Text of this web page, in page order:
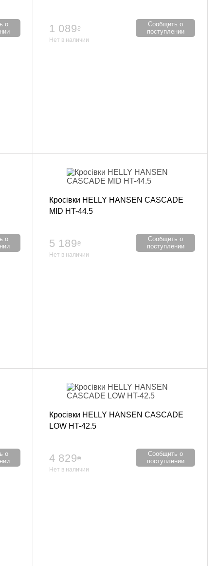
о
1 089₴
Нет в наличии
Сообщить о
поступлении
о
Кросівки HELLY HANSEN CASCADE
MID HT-44.5
5 189₴
Нет в наличии
Сообщить о
поступлении
о
Кросівки HELLY HANSEN CASCADE
LOW HT-42.5
4 829₴
Нет в наличии
Сообщить о
поступлении